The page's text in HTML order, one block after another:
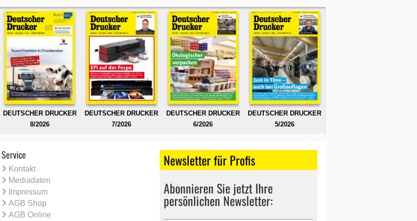
DEUTSCHER DRUCKER
8/2026
DEUTSCHER DRUCKER
7/2026
DEUTSCHER DRUCKER
6/2026
DEUTSCHER DRUCKER
5/2026
Service
Kontakt
Mediadaten
Impressum
AGB Shop
AGB Online
Newsletter für Profis
Abonnieren Sie jetzt Ihre
persönlichen Newsletter: